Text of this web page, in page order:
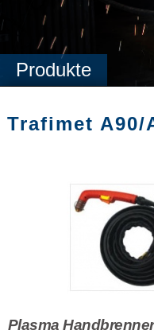
Produkte
Trafimet A90/
Plasma